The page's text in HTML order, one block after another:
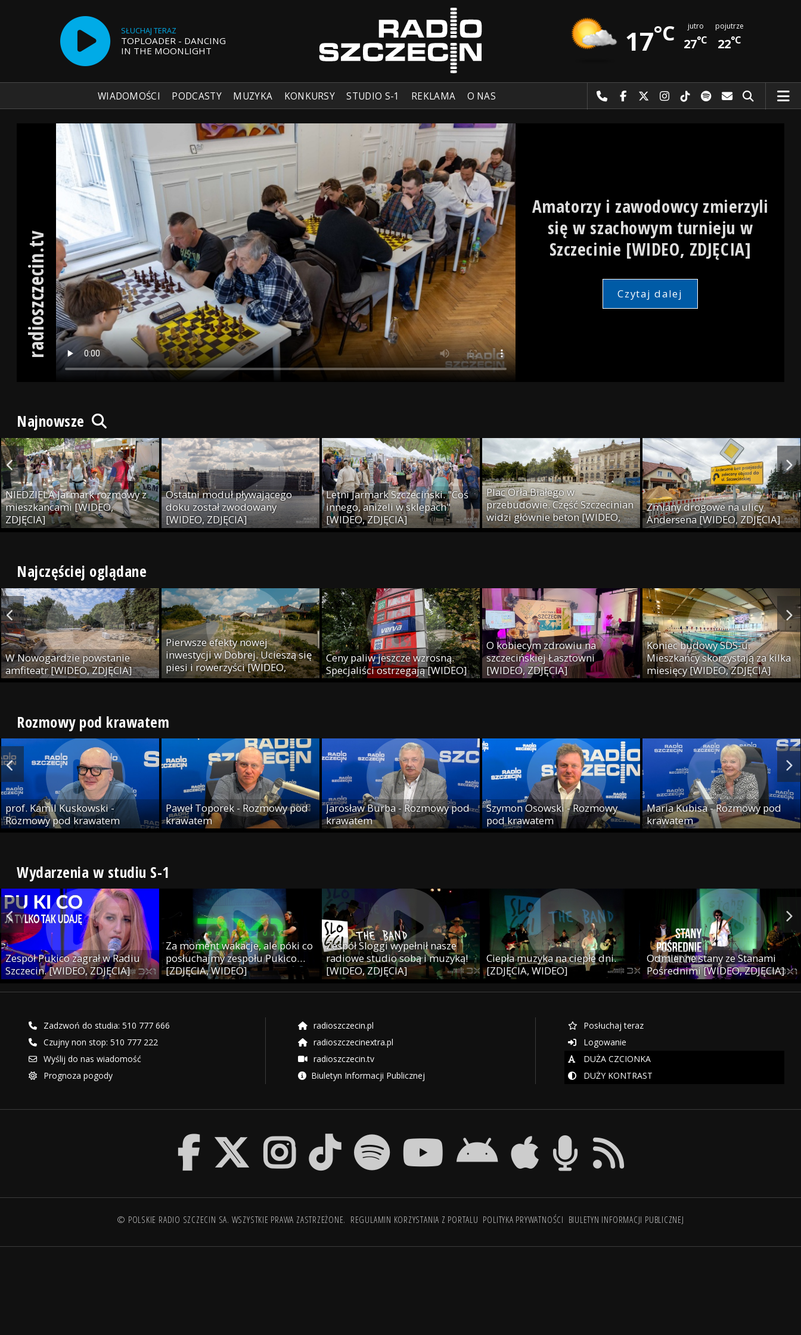
SŁUCHAJ TERAZ
TOPLOADER - DANCING
IN THE MOONLIGHT
17°C jutro
27°C
pojutrze
22°C
WIADOMOŚCI PODCASTY MUZYKA KONKURSY STUDIO S-1 REKLAMA O NAS Najlepiej po prostu do nas zadzwoń
Odwiedź nas na Facebook-u
Odwiedź nas na X
Odwiedź nas na Instagram-ie
Odwiedź nas na TikTok-u
Szukaj nas na Spotify
Wyślij do nas
Szukaj
Radio Szczecin
radioszczecin.tv
Amatorzy i zawodowcy zmierzyli
się w szachowym turnieju w
Szczecinie [WIDEO, ZDJĘCIA]
Czytaj dalej
Najnowsze
NIEDZIELA Jarmark rozmowy z
mieszkancami [WIDEO,
ZDJĘCIA]
Ostatni moduł pływającego
doku został zwodowany
[WIDEO, ZDJĘCIA]
Letni Jarmark Szczeciński. "Coś
innego, aniżeli w sklepach"
[WIDEO, ZDJĘCIA]
Plac Orła Białego w
przebudowie. Część Szczecinian
widzi głównie beton [WIDEO,
ZDJĘCIA]
Zmiany drogowe na ulicy
Andersena [WIDEO, ZDJĘCIA]
Najczęściej oglądane
W Nowogardzie powstanie
amfiteatr [WIDEO, ZDJĘCIA]
Pierwsze efekty nowej
inwestycji w Dobrej. Ucieszą się
piesi i rowerzyści [WIDEO,
ZDJĘCIA]
Ceny paliw jeszcze wzrosną.
Specjaliści ostrzegają [WIDEO]
O kobiecym zdrowiu na
szczecińskiej Łasztowni
[WIDEO, ZDJĘCIA]
Koniec budowy SDS-u.
Mieszkańcy skorzystają za kilka
miesięcy [WIDEO, ZDJĘCIA]
Rozmowy pod krawatem
prof. Kamil Kuskowski -
Rozmowy pod krawatem
Paweł Toporek - Rozmowy pod
krawatem
Jarosław Burba - Rozmowy pod
krawatem
Szymon Osowski - Rozmowy
pod krawatem
Maria Kubisa - Rozmowy pod
krawatem
Wydarzenia w studiu S-1
Zespół Pukico zagrał w Radiu
Szczecin. [WIDEO, ZDJĘCIA]
Za moment wakacje, ale póki co
posłuchajmy zespołu Pukico…
[ZDJĘCIA, WIDEO]
Zespół Sloggi wypełnił nasze
radiowe studio sobą i muzyką!
[WIDEO, ZDJĘCIA]
Ciepła muzyka na ciepłe dni.
[ZDJĘCIA, WIDEO]
Odmienne stany ze Stanami
Pośrednimi [WIDEO, ZDJĘCIA]
Zadzwoń do studia: 510 777 666
Czujny non stop: 510 777 222
Wyślij do nas wiadomość
Prognoza pogody
radioszczecin.pl
radioszczecinextra.pl
radioszczecin.tv
Biuletyn Informacji Publicznej
Posłuchaj teraz
Logowanie
DUŻA CZCIONKA
DUŻY KONTRAST
© POLSKIE RADIO SZCZECIN SA. WSZYSTKIE PRAWA ZASTRZEŻONE. REGULAMIN KORZYSTANIA Z PORTALU POLITYKA PRYWATNOŚCI BIULETYN INFORMACJI PUBLICZNEJ